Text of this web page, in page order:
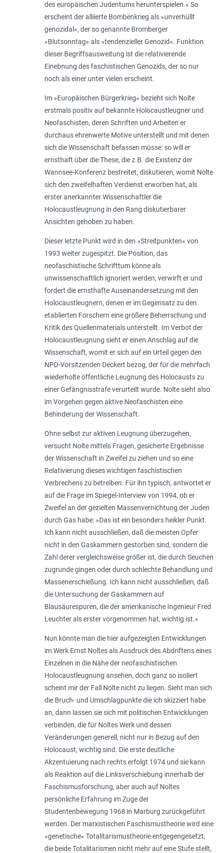
des europäischen Judentums herunterspielen.« So
erscheint der alliierte Bombenkrieg als »unverhüllt
genozidal«, der so genannte Bromberger
»Blutsonntag« als »tendenzieller Genozid«. Funktion
dieser Begriffsausweitung ist die relativierende
Einebnung des faschistischen Genozids, der so nur
noch als einer unter vielen erscheint.
Im »Europäischen Bürgerkrieg« bezieht sich Nolte
erstmals positiv auf bekannte Holocaustleugner und
Neofaschisten, deren Schriften und Arbeiten er
durchaus ehrenwerte Motive unterstellt und mit denen
sich die Wissenschaft befassen müsse: so will er
ernsthaft über die These, die z.B. die Existenz der
Wannsee-Konferenz bestreitet, diskutieren, womit Nolte
sich den zweifelhaften Verdienst erworben hat, als
erster anerkannter Wissenschaftler die
Holocaustleugnung in den Rang diskutierbarer
Ansichten gehoben zu haben.
Dieser letzte Punkt wird in den »Streitpunkten« von
1993 weiter zugespitzt. Die Position, das
neofaschistische Schrifttum könne als
unwissenschaftlich ignoriert werden, verwirft er und
fordert die ernsthafte Auseinandersetzung mit den
Holocaustleugnern, denen er im Gegensatz zu den
etablierten Forschern eine größere Beherrschung und
Kritik des Quellenmaterials unterstellt. Im Verbot der
Holocaustleugnung sieht er einen Anschlag auf die
Wissenschaft, womit er sich auf ein Urteil gegen den
NPD-Vorsitzenden Deckert bezog, der für die mehrfach
wiederholte öffentliche Leugnung des Holocausts zu
einer Gefängnisstrafe verurteilt wurde. Nolte sieht also
im Vorgehen gegen aktive Neofaschisten eine
Behinderung der Wissenschaft.
Ohne selbst zur aktiven Leugnung überzugehen,
versucht Nolte mittels Fragen, gesicherte Ergebnisse
der Wissenschaft in Zweifel zu ziehen und so eine
Relativierung dieses wichtigen faschistischen
Verbrechens zu betreiben. Für ihn typisch, antwortet er
auf die Frage im Spiegel-Interview von 1994, ob er
Zweifel an der gezielten Massenvernichtung der Juden
durch Gas habe: »Das ist ein besonders heikler Punkt.
Ich kann nicht ausschließen, daß die meisten Opfer
nicht in den Gaskammern gestorben sind, sondern die
Zahl derer vergleichsweise größer ist, die durch Seuchen
zugrunde gingen oder durch schlechte Behandlung und
Massenerschießung. Ich kann nicht ausschließen, daß
die Untersuchung der Gaskammern auf
Blausäurespuren, die der amerikanische Ingenieur Fred
Leuchter als erster vorgenommen hat, wichtig ist.«
Nun könnte man die hier aufgezeigten Entwicklungen
im Werk Ernst Noltes als Ausdruck des Abdriftens eines
Einzelnen in die Nähe der neofaschistischen
Holocaustleugnung ansehen, doch ganz so isoliert
scheint mir der Fall Nolte nicht zu liegen. Sieht man sich
die Bruch- und Umschlagpunkte die ich skizziert habe
an, dann lassen sie sich mit politischen Entwicklungen
verbinden, die für Noltes Werk und dessen
Veränderungen generell, nicht nur in Bezug auf den
Holocaust, wichtig sind. Die erste deutliche
Akzentuierung nach rechts erfolgt 1974 und sie kann
als Reaktion auf die Linksverschiebung innerhalb der
Faschismusforschung, aber auch auf Noltes
persönliche Erfahrung im Zuge der
Studentenbewegung 1968 in Marburg zurückgeführt
werden. Der marxistischen Faschismustheorie wird eine
»genetische« Totalitarismustheorie entgegengesetzt,
die beide Totalitarismen nicht mehr auf eine Stufe stellt,